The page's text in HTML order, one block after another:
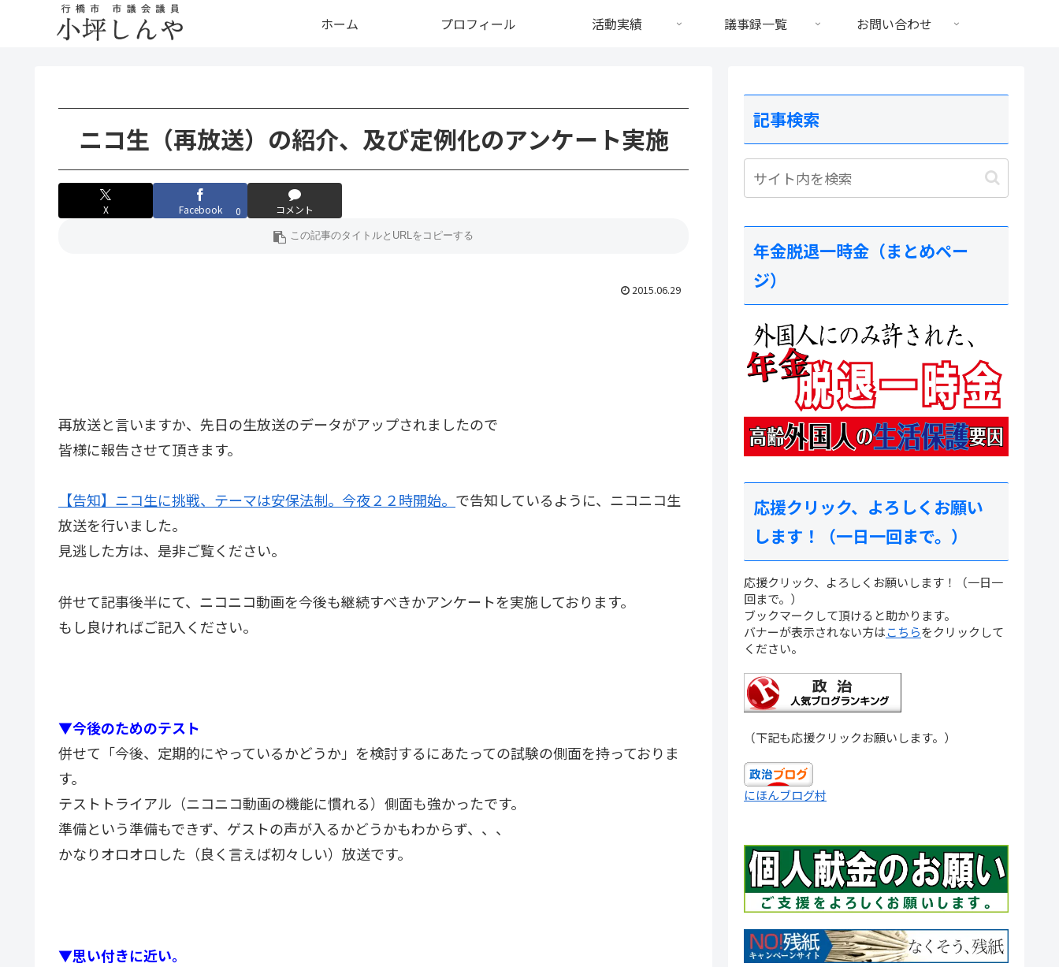
ホーム プロフィール 活動実績 議事録一覧 お問い合わせ
ニコ生（再放送）の紹介、及び定例化のアンケート実施
X Facebook 0 コメント
2015.06.29
再放送と言いますか、先日の生放送のデータがアップされましたので
皆様に報告させて頂きます。
【告知】ニコ生に挑戦、テーマは安保法制。今夜２２時開始。 で告知しているように、ニコニコ生
放送を行いました。
見逃した方は、是非ご覧ください。
併せて記事後半にて、ニコニコ動画を今後も継続すべきかアンケートを実施しております。
もし良ければご記入ください。
▼今後のためのテスト
併せて「今後、定期的にやっているかどうか」を検討するにあたっての試験の側面を持っておりま
す。
テストトライアル（ニコニコ動画の機能に慣れる）側面も強かったです。
準備という準備もできず、ゲストの声が入るかどうかもわからず、、、
かなりオロオロした（良く言えば初々しい）放送です。
▼思い付きに近い。
記事検索
年金脱退一時金（まとめペー
ジ）
応援クリック、よろしくお願い
します！（一日一回まで。）
応援クリック、よろしくお願いします！（一日一
回まで。）
ブックマークして頂けると助かります。
バナーが表示されない方はこちらをクリックして
ください。
（下記も応援クリックお願いします。）
にほんブログ村